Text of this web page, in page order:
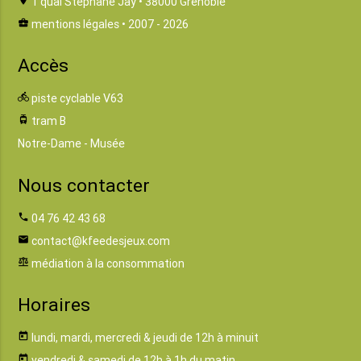
business_center mentions légales • 2007 - 2026
Accès
directions_bike piste cyclable V63
tram tram B
Notre-Dame - Musée
Nous contacter
phone 04 76 42 43 68
email contact@kfeedesjeux.com
balance médiation à la consommation
Horaires
today lundi, mardi, mercredi & jeudi de 12h à minuit
today